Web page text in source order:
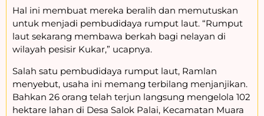
Hal ini membuat mereka beralih dan memutuskan
untuk menjadi pembudidaya rumput laut. “Rumput
laut sekarang membawa berkah bagi nelayan di
wilayah pesisir Kukar,” ucapnya.
Salah satu pembudidaya rumput laut, Ramlan
menyebut, usaha ini memang terbilang menjanjikan.
Bahkan 26 orang telah terjun langsung mengelola 102
hektare lahan di Desa Salok Palai, Kecamatan Muara